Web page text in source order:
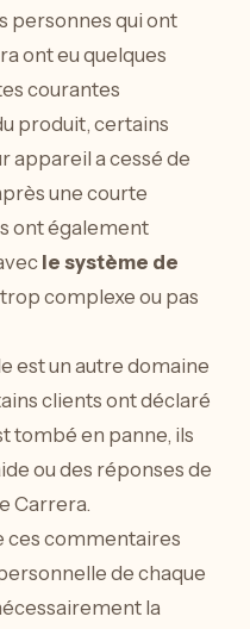
personnes qui ont
ont eu quelques
courantes
produit, certains
appareil a cessé de
une courte
ont également
le système de
complexe ou pas
est un autre domaine
clients ont déclaré
tombé en panne, ils
ou des réponses de
Carrera.
ces commentaires
de chaque
la